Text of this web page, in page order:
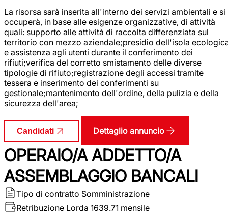
La risorsa sarà inserita all'interno dei servizi ambientali e si
occuperà, in base alle esigenze organizzative, di attività
quali: supporto alle attività di raccolta differenziata sul
territorio con mezzo aziendale;presidio dell'isola
e assistenza agli utenti durante il conferimento dei
rifiuti;verifica del corretto smistamento delle diverse
tipologie di rifiuto;registrazione degli accessi tramite
tessera e inserimento dei conferimenti su
gestionale;mantenimento dell'ordine, della pulizia e della
sicurezza dell'area;
Candidati Dettaglio annuncio
OPERAIO/A ADDETTO/A
ASSEMBLAGGIO BANCALI
Tipo di contratto Somministrazione
Retribuzione Lorda 1639.71 mensile